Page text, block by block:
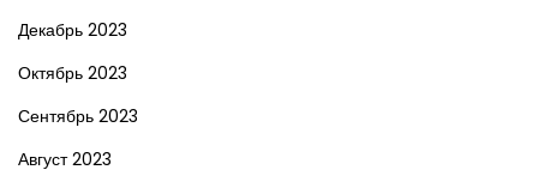
Декабрь 2023
Октябрь 2023
Сентябрь 2023
Август 2023